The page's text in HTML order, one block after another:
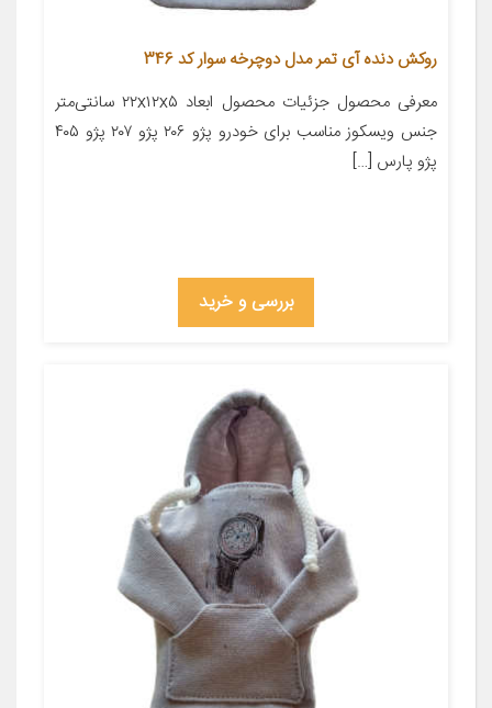
روکش دنده آی تمر مدل دوچرخه سوار کد 346
معرفی محصول جزئیات محصول ابعاد ۲۲x۱۲x۵ سانتی‌متر
جنس ویسکوز مناسب برای خودرو پژو ۲۰۶ پژو ۲۰۷ پژو ۴۰۵
پژو پارس […]
بررسی و خرید